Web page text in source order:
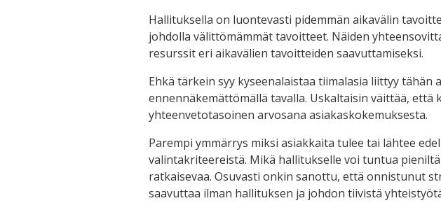
Hallituksella on luontevasti pidemmän aikavälin
johdolla välittömämmät tavoitteet. Näiden
resurssit eri aikavälien tavoitteiden saavuttamiseksi.
Ehkä tärkein syy kyseenalaistaa tiimalasia liittyy
ennennäkemättömällä tavalla. Uskaltaisin väittää,
yhteenvetotasoinen arvosana asiakaskokemuksesta.
Parempi ymmärrys miksi asiakkaita tulee tai lähtee
valintakriteereistä. Mikä hallitukselle voi tuntua
ratkaisevaa. Osuvasti onkin sanottu, että onnistunut
saavuttaa ilman hallituksen ja johdon tiivistä